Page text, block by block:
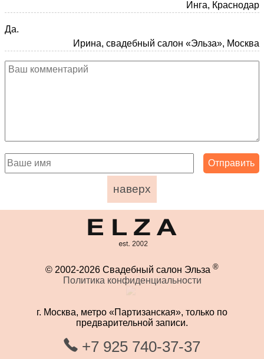
Инга, Краснодар
Да.
Ирина, свадебный салон «Эльза», Москва
наверх
© 2002-2026 Свадебный салон Эльза ®
Политика конфиденциальности
г. Москва, метро «Партизанская», только по
предварительной записи.
+7 925 740-37-37